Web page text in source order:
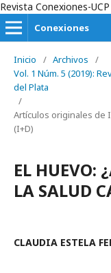
Revista Conexiones-UCP
Conexiones
Inicio / Archivos
/
Vol. 1 Núm. 5 (2019):
del Plata
/
Artículos originales de
(I+D)
EL HUEVO:
LA SALUD
CLAUDIA ESTELA